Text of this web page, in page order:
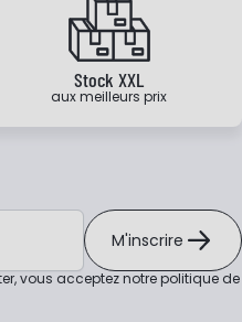
Stock XXL
aux meilleurs prix
M'inscrire
vous acceptez notrepolitique de